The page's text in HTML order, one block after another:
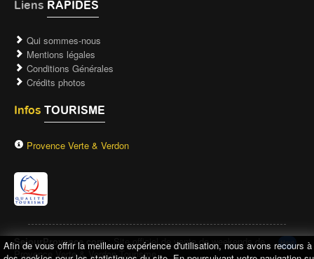
Liens RAPIDES
Qui sommes-nous
Mentions légales
Conditions Générales
Crédits photos
Infos TOURISME
Provence Verte & Verdon
Haut
SejourProvence.com: Site officiel de vente de weekends de
Provence Verte & Verdon Tourisme
Afin de vous offrir la meilleure expérience d'utilisation, nous avons recours à